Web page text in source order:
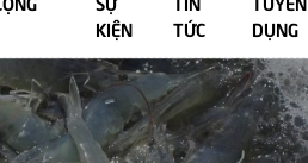
KIỆN
TỨC
DỤNG